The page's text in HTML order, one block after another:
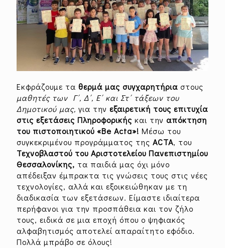
Εκφράζουμε τα θερμά μας συγχαρητήρια στους
μαθητές των Γ΄, Δ΄, Ε΄ και Στ΄ τάξεων του
Δημοτικού μας, για την εξαιρετική τους επιτυχία
στις εξετάσεις Πληροφορικής και την απόκτηση
του πιστοποιητικού «Be Acta»! Μέσω του
συγκεκριμένου προγράμματος της ACTA, του
Τεχνοβλαστού του Αριστοτελείου Πανεπιστημίου
Θεσσαλονίκης, τα παιδιά μας όχι μόνο
απέδειξαν έμπρακτα τις γνώσεις τους στις νέες
τεχνολογίες, αλλά και εξοικειώθηκαν με τη
διαδικασία των εξετάσεων. Είμαστε ιδιαίτερα
περήφανοι για την προσπάθεια και τον ζήλο
τους, ειδικά σε μια εποχή όπου ο ψηφιακός
αλφαβητισμός αποτελεί απαραίτητο εφόδιο.
Πολλά μπράβο σε όλους!